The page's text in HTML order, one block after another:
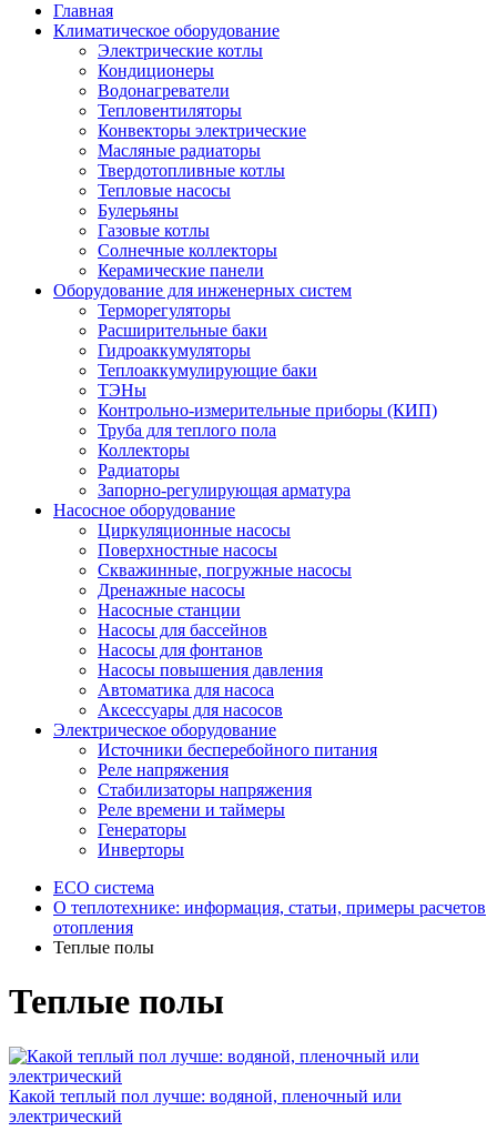
Главная
Климатическое оборудование
Электрические котлы
Кондиционеры
Водонагреватели
Тепловентиляторы
Конвекторы электрические
Масляные радиаторы
Твердотопливные котлы
Тепловые насосы
Булерьяны
Газовые котлы
Солнечные коллекторы
Керамические панели
Оборудование для инженерных систем
Терморегуляторы
Расширительные баки
Гидроаккумуляторы
Теплоаккумулирующие баки
ТЭНы
Контрольно-измерительные приборы (КИП)
Труба для теплого пола
Коллекторы
Радиаторы
Запорно-регулирующая арматура
Насосное оборудование
Циркуляционные насосы
Поверхностные насосы
Скважинные, погружные насосы
Дренажные насосы
Насосные станции
Насосы для бассейнов
Насосы для фонтанов
Насосы повышения давления
Автоматика для насоса
Аксессуары для насосов
Электрическое оборудование
Источники бесперебойного питания
Реле напряжения
Стабилизаторы напряжения
Реле времени и таймеры
Генераторы
Инверторы
ECO система
О теплотехнике: информация, статьи, примеры расчетов
отопления
Теплые полы
Теплые полы
Какой теплый пол лучше: водяной, пленочный или
электрический